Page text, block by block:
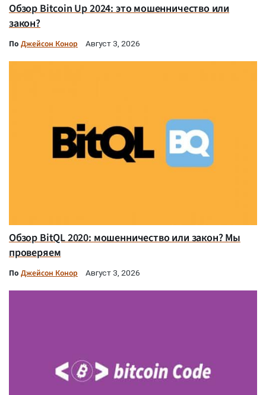
Обзор Bitcoin Up 2024: это мошенничество или
закон?
По Джейсон Конор Август 3, 2026
Обзор BitQL 2020: мошенничество или закон? Мы
проверяем
По Джейсон Конор Август 3, 2026